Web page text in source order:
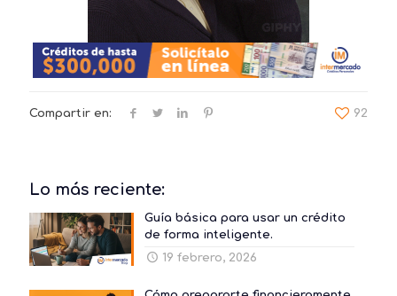
Compartir en: 92
Lo más reciente:
Guía básica para usar un crédito
de forma inteligente.
19 febrero, 2026